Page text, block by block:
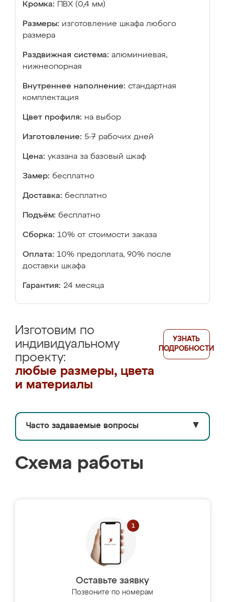
Кромка: ПВХ (0,4 мм)
Размеры: изготовление шкафа любого
размера
Раздвижная система: алюминиевая,
нижнеопорная
Внутреннее наполнение: стандартная
комплектация
Цвет профиля: на выбор
Изготовление: 5-7 рабочих дней
Цена: указана за базовый шкаф
Замер: бесплатно
Доставка: бесплатно
Подъём: бесплатно
Сборка: 10% от стоимости заказа
Оплата: 10% предоплата, 90% после
доставки шкафа
Гарантия: 24 месяца
Изготовим по
индивидуальному
проекту:
любые размеры, цвета
и материалы
УЗНАТЬ
ПОДРОБНОСТИ
Часто задаваемые вопросы ▼
Схема работы
Оставьте заявку
Позвоните по номерам